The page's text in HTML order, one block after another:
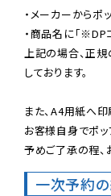
・メーカーから
・商品名に「※DP
上記の場合、正規
しております。
また、A4用紙へ
お客様自身でポッ
予めご了承の程、
一次予約